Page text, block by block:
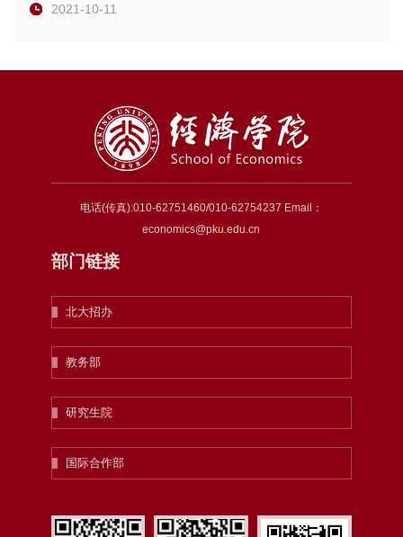
2021-10-11
电话(传真):010-62751460/010-62754237 Email：
economics@pku.edu.cn
部门链接
北大招办
教务部
研究生院
国际合作部